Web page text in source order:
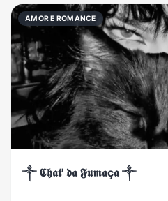
AMOR E ROMANCE
༒ 𝕮𝖍𝖆𝖙' 𝖉𝖆 𝕱𝖚𝖒𝖆ç𝖆 ༒